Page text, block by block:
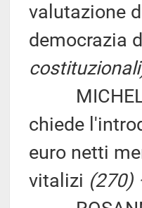
valutazione
democrazia
MICHELE
chiede
euro netti
vitalizi (270)